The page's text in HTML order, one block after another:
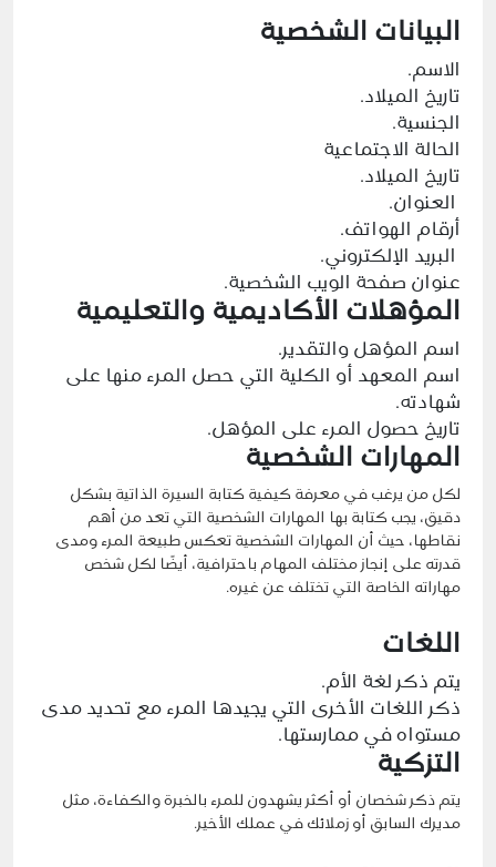
البيانات الشخصية
الاسم.
تاريخ الميلاد.
الجنسية.
الحالة الاجتماعية
تاريخ الميلاد.
العنوان.
أرقام الهواتف.
البريد الإلكتروني.
عنوان صفحة الويب الشخصية.
المؤهلات الأكاديمية والتعليمية
اسم المؤهل والتقدير.
اسم المعهد أو الكلية التي حصل المرء منها على
شهادته.
تاريخ حصول المرء على المؤهل.
المهارات الشخصية
لكل من يرغب في معرفة كيفية كتابة السيرة الذاتية بشكل
دقيق، يجب كتابة بها المهارات الشخصية التي تعد من أهم
نقاطها، حيث أن المهارات الشخصية تعكس طبيعة المرء ومدى
قدرته على إنجاز مختلف المهام باحترافية، أيضًا لكل شخص
مهاراته الخاصة التي تختلف عن غيره.
اللغات
يتم ذكر لغة الأم.
ذكر اللغات الأخرى التي يجيدها المرء مع تحديد مدى
مستواه في ممارستها.
التزكية
يتم ذكر شخصان أو أكثر يشهدون للمرء بالخبرة والكفاءة، مثل
مديرك السابق أو زملائك في عملك الأخير.